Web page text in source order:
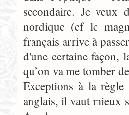
secondaire. Je
nordique (cf le
français arrive à
d'une certaine façon,
qu’on va me tomber
Exceptions à la
anglais, il vaut mieux